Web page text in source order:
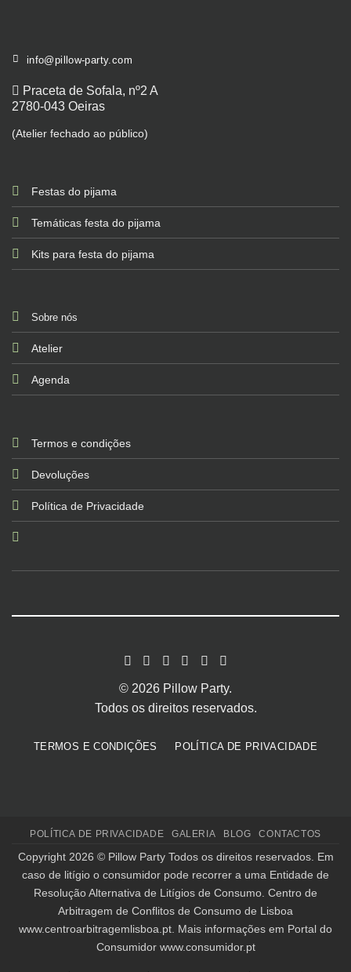
info@pillow-party.com
Praceta de Sofala, nº2 A
2780-043 Oeiras
(Atelier fechado ao público)
Festas do pijama
Temáticas festa do pijama
Kits para festa do pijama
Sobre nós
Atelier
Agenda
Termos e condições
Devoluções
Política de Privacidade
© 2026 Pillow Party.
Todos os direitos reservados.
TERMOS E CONDIÇÕES POLÍTICA DE PRIVACIDADE
POLÍTICA DE PRIVACIDADE GALERIA BLOG CONTACTOS
Copyright 2026 © Pillow PartyTodos os direitos reservados. Em
caso de litígio o consumidor pode recorrer a uma Entidade de
Resolução Alternativa de Litígios de Consumo. Centro de
Arbitragem de Conflitos de Consumo de Lisboa
www.centroarbitragemlisboa.pt . Mais informações em Portal do
Consumidor www.consumidor.pt